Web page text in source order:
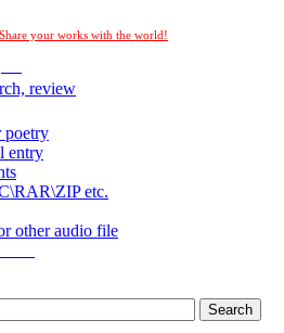
Share your works with the world!
review
poetry
entry
etc.
other audio file